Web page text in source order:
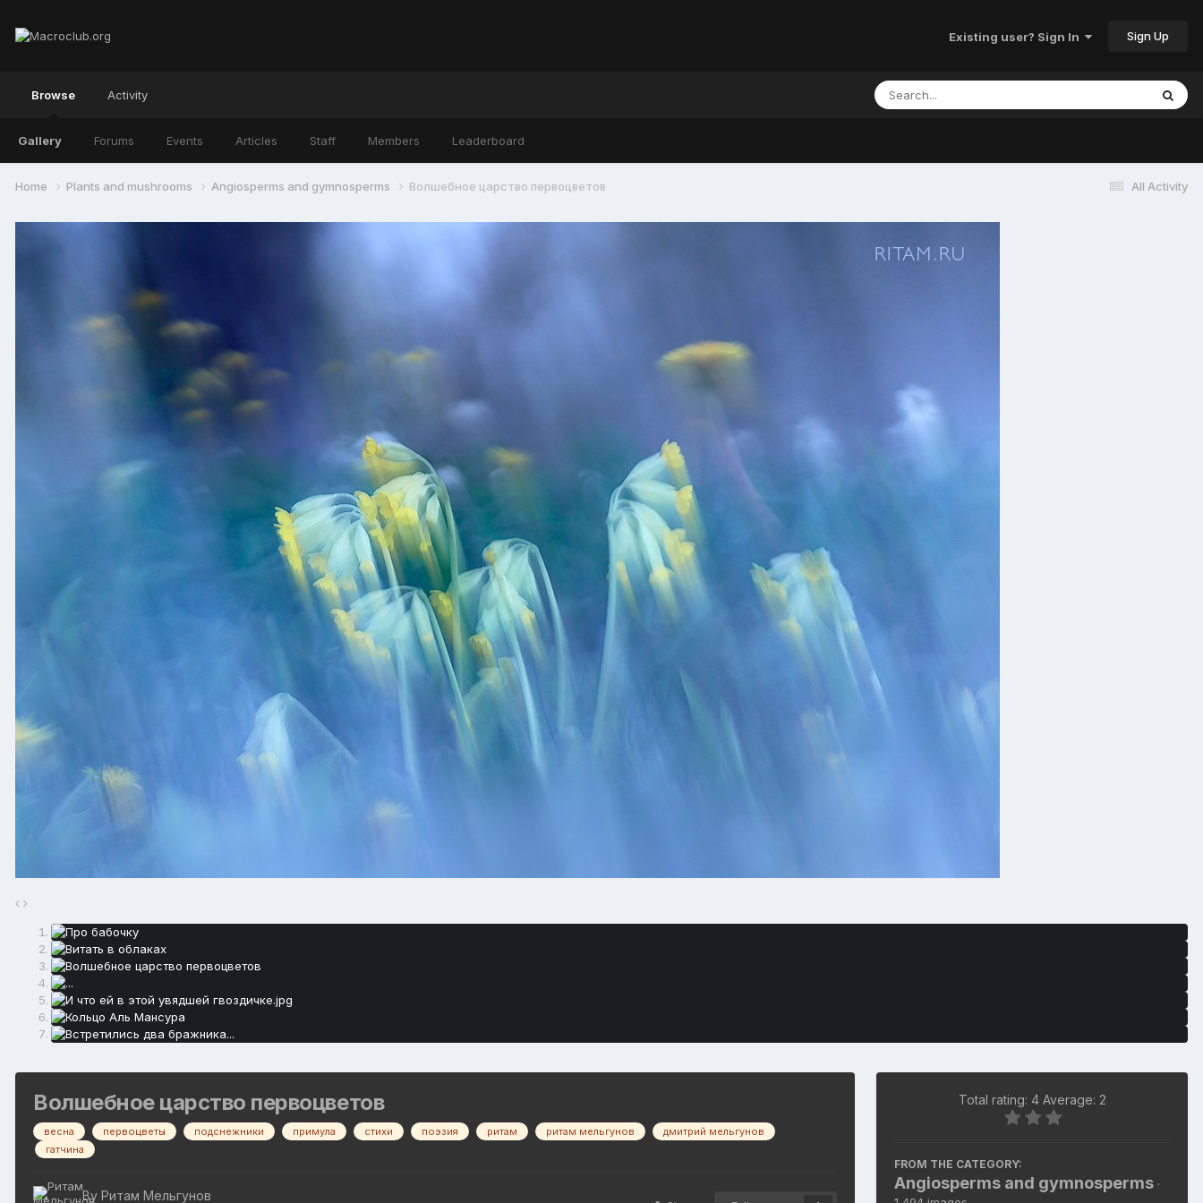
Existing user? Sign In Sign Up
Browse
Gallery Forums Events Articles Staff Members Leaderboard
Activity
All Activity
Home Plants and mushrooms Angiosperms and gymnosperms Волшебное царство первоцветов
Волшебное царство первоцветов
весна первоцветы подснежники примула стихи поэзия ритам ритам мельгунов
дмитрий мельгунов
гатчина
By Ритам Мельгунов
Total rating: 4 Average: 2
FROM THE CATEGORY:
Angiosperms and gymnosperms ·